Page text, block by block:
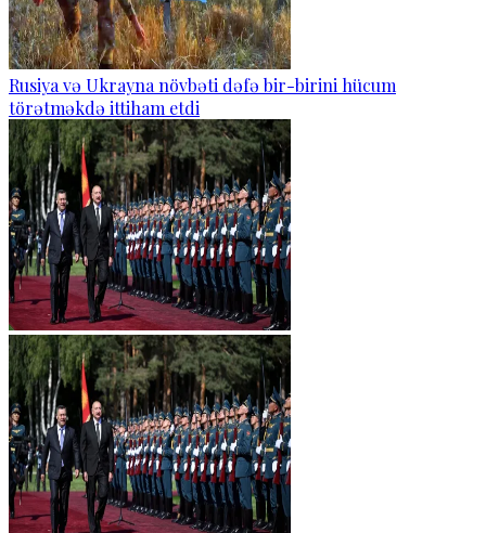
Rusiya və Ukrayna növbəti dəfə bir-birini hücum
törətməkdə ittiham etdi